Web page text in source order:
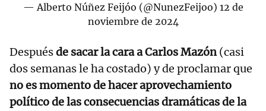
— Alberto Núñez Feijóo (@NunezFeijoo) 12 de
noviembre de 2024
Despuésde sacar la cara a Carlos Mazón(casi
dos semanas le ha costado) y de proclamar que
no es momento de hacer aprovechamiento
político de las consecuencias dramáticas de la